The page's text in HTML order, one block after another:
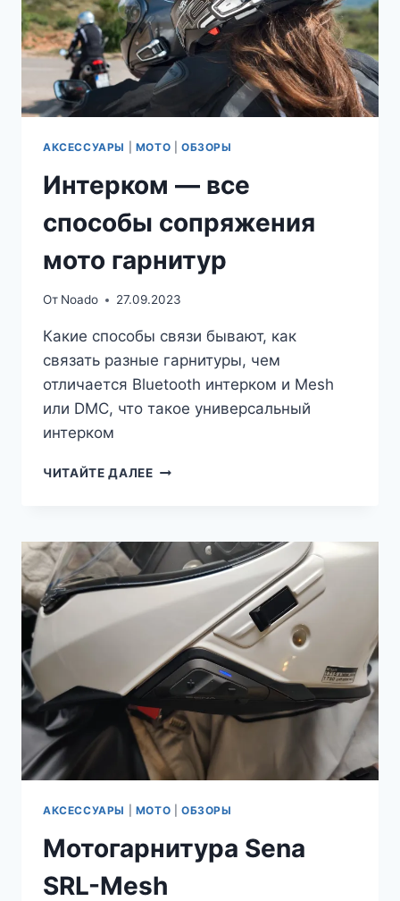
АКСЕССУАРЫ МОТО ОБЗОРЫ
Интерком — все
способы сопряжения
мото гарнитур
От Noado 27.09.2023
Какие способы связи бывают, как
связать разные гарнитуры, чем
отличается Bluetooth интерком и Mesh
или DMC, что такое универсальный
интерком
ЧИТАЙТЕ ДАЛЕЕИНТЕРКОМ
СОПРЯЖЕНИЯ
МОТО
ГАРНИТУР
АКСЕССУАРЫ МОТО ОБЗОРЫ
Мотогарнитура Sena
SRL-Mesh